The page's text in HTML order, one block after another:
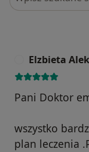
Elzbieta
Pani Doktor
wszystko
plan leczenia